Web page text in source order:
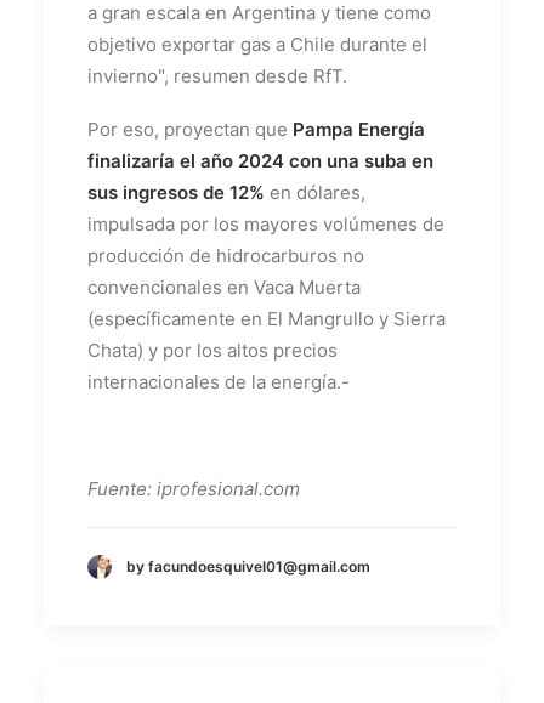
a gran escala en Argentina y tiene como
objetivo exportar gas a Chile durante el
invierno", resumen desde RfT.
Por eso, proyectan que Pampa Energía
finalizaría el año 2024 con una suba en
sus ingresos de 12% en dólares,
impulsada por los mayores volúmenes de
producción de hidrocarburos no
convencionales en Vaca Muerta
(específicamente en El Mangrullo y Sierra
Chata) y por los altos precios
internacionales de la energía.-
Fuente: iprofesional.com
by facundoesquivel01@gmail.com